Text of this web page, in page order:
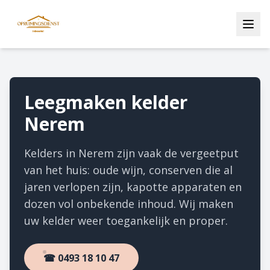
Leegmaken kelder
Nerem
Kelders in Nerem zijn vaak de vergeetput
van het huis: oude wijn, conserven die al
jaren verlopen zijn, kapotte apparaten en
dozen vol onbekende inhoud. Wij maken
uw kelder weer toegankelijk en proper.
☎ 0493 18 10 47